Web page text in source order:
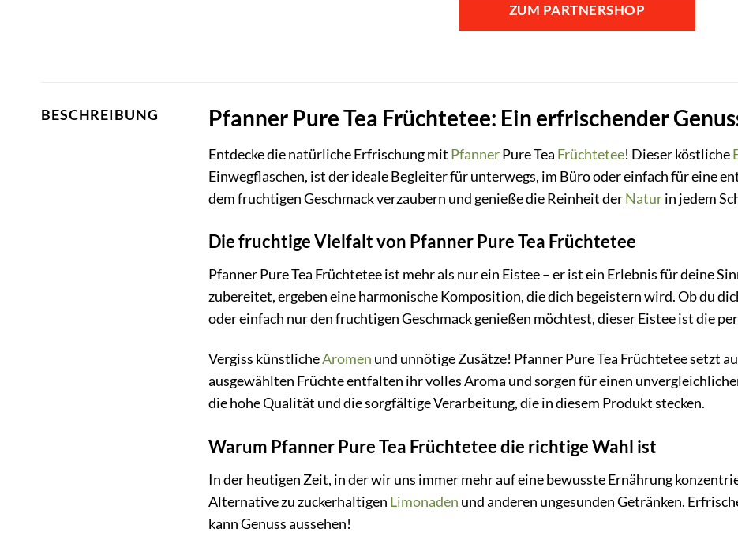
ZUM PARTNERSHOP
BESCHREIBUNG Pfanner Pure Tea Früchtetee: Ein erfrischender
Entdecke die natürliche Erfrischung mit PfannerPure Tea Früchtetee! Dieser köstliche
Einwegflaschen, ist der ideale Begleiter für unterwegs, im Büro oder einfach für eine
dem fruchtigen Geschmack verzaubern und genieße die Reinheit derNaturin jedem
Die fruchtige Vielfalt von Pfanner Pure Tea Früchtetee
Pfanner Pure Tea Früchtetee ist mehr als nur ein Eistee – er ist ein Erlebnis für deine
zubereitet, ergeben eine harmonische Komposition, die dich begeistern wird. Ob du
oder einfach nur den fruchtigen Geschmack genießen möchtest, dieser Eistee ist die
Vergiss künstlicheAromen und unnötige Zusätze! Pfanner Pure Tea Früchtetee setzt
ausgewählten Früchte entfalten ihr volles Aroma und sorgen für einen
die hohe Qualität und die sorgfältige Verarbeitung, die in diesem Produkt stecken.
Warum Pfanner Pure Tea Früchtetee die richtige Wahl ist
In der heutigen Zeit, in der wir uns immer mehr auf eine bewusste Ernährung
Alternative zu zuckerhaltigen Limonaden und anderen ungesunden Getränken.
kann Genuss aussehen!